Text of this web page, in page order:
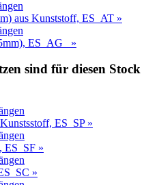
aus Kunststoff, ES_AT »
ES_AG »
sind für diesen Stock
ES_SP »
ES_SF »
»